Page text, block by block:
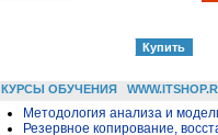
КУРСЫ ОБУЧЕНИЯ
Методология анализа и
Резервное копирование,